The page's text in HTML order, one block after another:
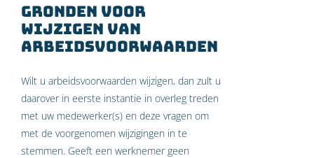
Gronden voor
wijzigen van
arbeidsvoorwaarden
Wilt u arbeidsvoorwaarden wijzigen, dan zult u
daarover in eerste instantie in overleg treden
met uw medewerker(s) en deze vragen om
met de voorgenomen wijzigingen in te
stemmen. Geeft een werknemer geen